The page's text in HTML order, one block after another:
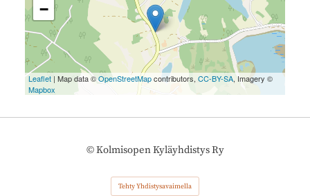
−
Leaflet| Map data ©OpenStreetMapcontributors, CC-BY-SA, Imagery ©
Mapbox
©Kolmisopen Kyläyhdistys Ry
Tehty Yhdistysavaimella